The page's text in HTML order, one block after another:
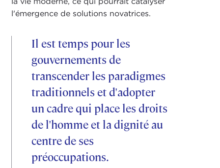
l'émergence de solutions novatrices.
Il est temps pour les
gouvernements de
transcender les paradigmes
traditionnels et d'adopter
un cadre qui place les droits
de l'homme et la dignité au
centre de ses
préoccupations.